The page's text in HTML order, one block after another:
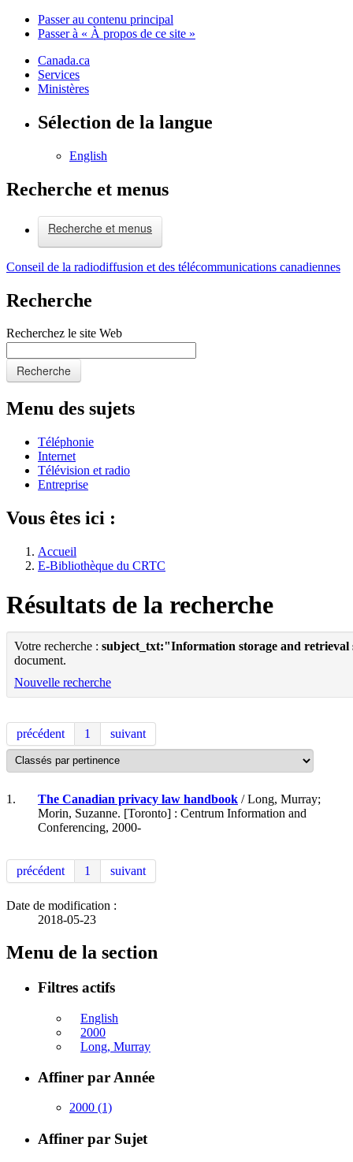
Passer au contenu principal
Passer à « À propos de ce site »
Canada.ca
Services
Ministères
Sélection de la langue
English
Recherche et menus
Recherche et menus
Conseil de la radiodiffusion et des télécommunications canadiennes
Recherche
Recherchez le site Web
Recherche
Menu des sujets
Téléphonie
Internet
Télévision et radio
Entreprise
Vous êtes ici :
Accueil
E-Bibliothèque du CRTC
Résultats de la recherche
Votre recherche : subject_txt:"Information storage and retrieval
document.
Nouvelle recherche
précédent 1 suivant
1. The Canadian privacy law handbook / Long, Murray;
Morin, Suzanne. [Toronto] : Centrum Information and
Conferencing, 2000-
précédent 1 suivant
Date de modification :
2018-05-23
Menu de la section
Filtres actifs
English
2000
Long, Murray
Affiner par Année
2000 (1)
Affiner par Sujet